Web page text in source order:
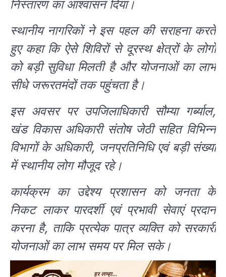
निस्तारण का आश्वासन दिया।
स्थानीय नागरिकों ने इस पहल की सराहना करते
हुए कहा कि ऐसे शिविरों से दूरस्थ क्षेत्रों के लोगों
को बड़ी सुविधा मिलती है और योजनाओं का लाभ
सीधे जरूरतमंदों तक पहुंचता है।
इस अवसर पर उपजिलाधिकारी सौम्या गर्ब्याल,
खंड विकास अधिकारी संतोष जेठी सहित विभिन्न
विभागों के अधिकारी, जनप्रतिनिधि एवं बड़ी संख्या
में स्थानीय लोग मौजूद रहे।
कार्यक्रम का उद्देश्य प्रशासन को जनता के
निकट लाकर पारदर्शी एवं प्रभावी सेवाएं प्रदान
करना है, ताकि प्रत्येक पात्र व्यक्ति को सरकारी
योजनाओं का लाभ समय पर मिल सके।